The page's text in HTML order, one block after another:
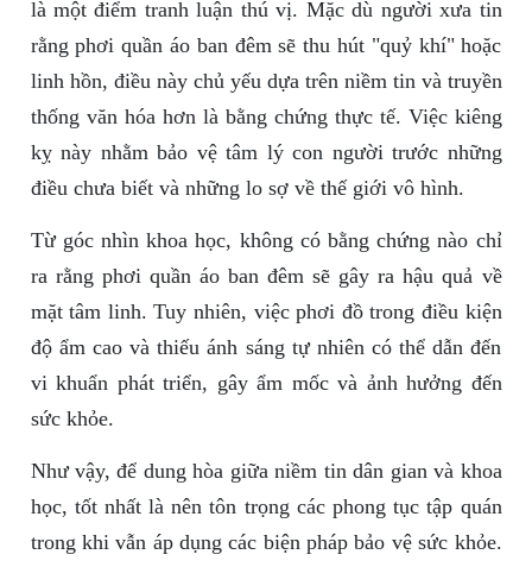
là một điểm tranh luận thú vị. Mặc dù người xưa tin
rằng phơi quần áo ban đêm sẽ thu hút "quỷ khí" hoặc
linh hồn, điều này chủ yếu dựa trên niềm tin và truyền
thống văn hóa hơn là bằng chứng thực tế. Việc kiêng
kỵ này nhằm bảo vệ tâm lý con người trước những
điều chưa biết và những lo sợ về thế giới vô hình.
Từ góc nhìn khoa học, không có bằng chứng nào chỉ
ra rằng phơi quần áo ban đêm sẽ gây ra hậu quả về
mặt tâm linh. Tuy nhiên, việc phơi đồ trong điều kiện
độ ẩm cao và thiếu ánh sáng tự nhiên có thể dẫn đến
vi khuẩn phát triển, gây ẩm mốc và ảnh hưởng đến
sức khỏe.
Như vậy, để dung hòa giữa niềm tin dân gian và khoa
học, tốt nhất là nên tôn trọng các phong tục tập quán
trong khi vẫn áp dụng các biện pháp bảo vệ sức khỏe.